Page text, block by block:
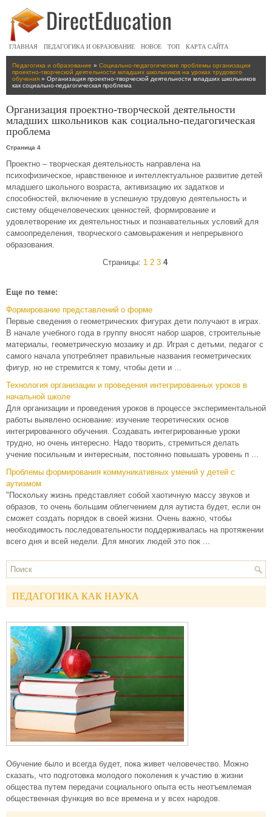
ГЛАВНАЯ ПЕДАГОГИКА И ОБРАЗОВАНИЕ НОВОЕ ТОП КАРТА САЙТА
Педагогика и образование » Социально-педагогические проблемы организации
проектно-творческой деятельности младших школьников на уроках трудового
обучения » Организация проектно-творческой деятельности младших школьников
как социально-педагогическая проблема
Организация проектно-творческой деятельности
младших школьников как социально-педагогическая
проблема
Страница 4
Проектно – творческая деятельность направлена на
психофизическое, нравственное и интеллектуальное развитие детей
младшего школьного возраста, активизацию их задатков и
способностей, включение в успешную трудовую деятельность и
систему общечеловеческих ценностей, формирование и
удовлетворение их деятельностных и познавательных условий для
самоопределения, творческого самовыражения и непрерывного
образования.
Страницы: 1 2 3 4
Еще по теме:
Формирование представлений о форме
Первые сведения о геометрических фигурах дети получают в играх.
В начале учебного года в группу вносят набор шаров, строительные
материалы, геометрическую мозаику и др. Играя с детьми, педагог с
самого начала употребляет правильные названия геометрических
фигур, но не стремится к тому, чтобы дети и ...
Технология организации и проведения интегрированных уроков в
начальной школе
Для организации и проведения уроков в процессе экспериментальной
работы выявлено основание: изучение теоретических основ
интегрированного обучения. Создавать интегрированные уроки
трудно, но очень интересно. Надо творить, стремиться делать
учение посильным и интересным, постоянно повышать уровень п ...
Проблемы формирования коммуникативных умений у детей с
аутизмом
"Поскольку жизнь представляет собой хаотичную массу звуков и
образов, то очень большим облегчением для аутиста будет, если он
сможет создать порядок в своей жизни. Очень важно, чтобы
необходимость последовательности поддерживалась на протяжении
всего дня и всей недели. Для многих людей это пок ...
ПЕДАГОГИКА КАК НАУКА
Обучение было и всегда будет, пока живет человечество. Можно
сказать, что подготовка молодого поколения к участию в жизни
общества путем передачи социального опыта есть неотъемлемая
общественная функция во все времена и у всех народов.